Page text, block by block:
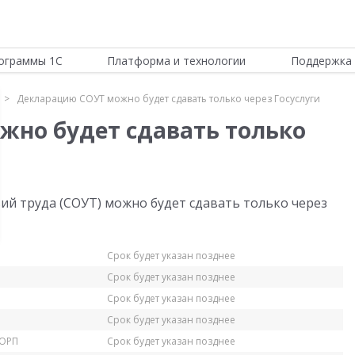
1С Платформа и технологии Поддержка
Декларацию СОУТ можно будет сдавать только через Госуслуги
будет сдавать только
труда (СОУТ) можно будет сдавать только через
Срок будет указан позднее
Срок будет указан позднее
Срок будет указан позднее
Срок будет указан позднее
Срок будет указан позднее